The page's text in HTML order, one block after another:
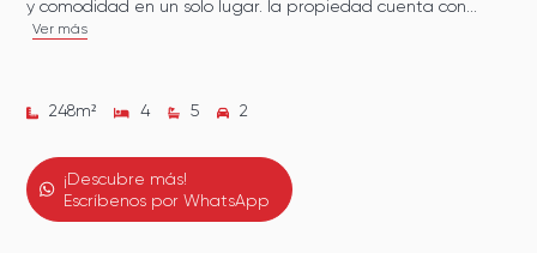
y comodidad en un solo lugar. la propiedad cuenta con...
Ver más
248m² 4 5 2
¡Descubre más!
Escríbenos por WhatsApp